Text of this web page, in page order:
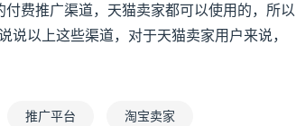
费推广渠道，天猫卖家都可以使用的，所以
以上这些渠道，对于天猫卖家用户来说，
推广平台 淘宝卖家